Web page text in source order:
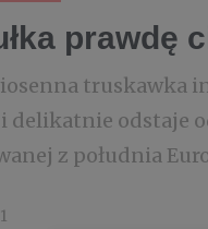
prawdę
truskawka
delikatnie odstaje
z południa